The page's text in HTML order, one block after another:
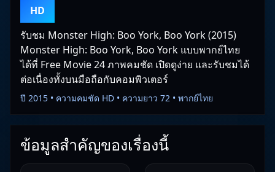
HD
รับชม Monster High: Boo York, Boo York (2015)
Monster High: Boo York, Boo York แบบพากย์ไทย
ได้ที่ Free Movie 24 ภาพคมชัด เปิดดูง่าย และรับชมได้
ต่อเนื่องทั้งบนมือถือกับคอมพิวเตอร์
ปี 2015 • ความคมชัด HD • ความยาว 72 • พากย์ไทย
ข้อมูลสำคัญของเรื่องนี้